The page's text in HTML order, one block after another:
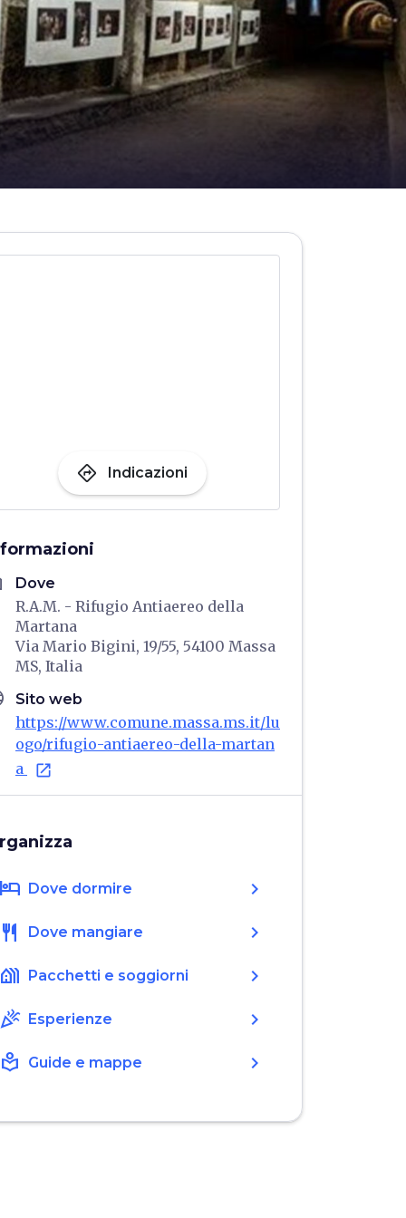
directions Indicazioni
Dove
R.A.M. - Rifugio Antiaereo della
Martana
Via Mario Bigini, 19/55, 54100 Massa
MS, Italia
Sito web
https://www.comune.massa.ms.it/lu
ogo/rifugio-antiaereo-della-martan
a
open_in_new
hotel Dove dormire chevron_right
restaurant Dove mangiare chevron_right
holiday_village Pacchetti e soggiorni chevron_right
celebration Esperienze chevron_right
local_library Guide e mappe chevron_right